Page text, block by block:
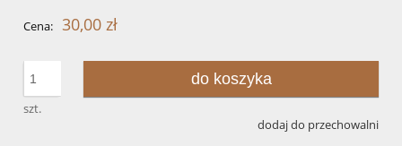
Cena: 30,00 zł
szt.
do koszyka
dodaj do przechowalni